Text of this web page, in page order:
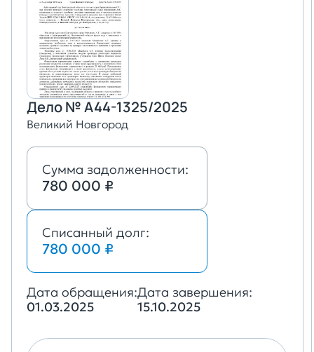
Дело № А44-1325/2025
Великий Новгород
Сумма задолженности:
780 000 ₽
Списанный долг:
780 000 ₽
Дата обращения:
01.03.2025
Дата завершения:
15.10.2025